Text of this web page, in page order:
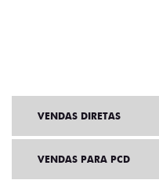
VENDAS DIRETAS
VENDAS PARA PCD